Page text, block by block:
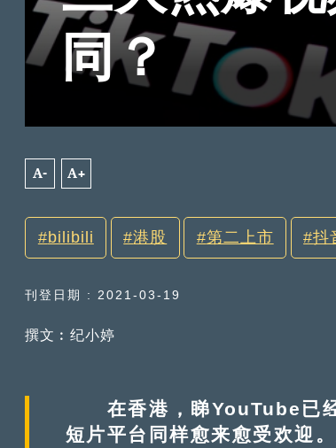
同？
A- A+
bilibili 港股 第二上市 抖
刊登日期 : 2021-03-19
撰文︰纪小婷
在香港，睇YouTube已经
短片平台同样愈来愈受欢迎